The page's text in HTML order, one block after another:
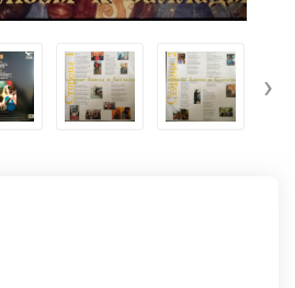
›